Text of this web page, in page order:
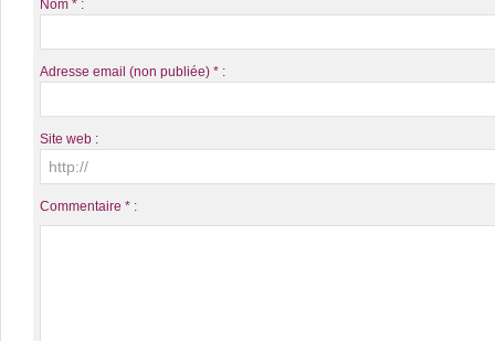
Nom * :
Adresse email (non publiée) * :
Site web :
Commentaire * :